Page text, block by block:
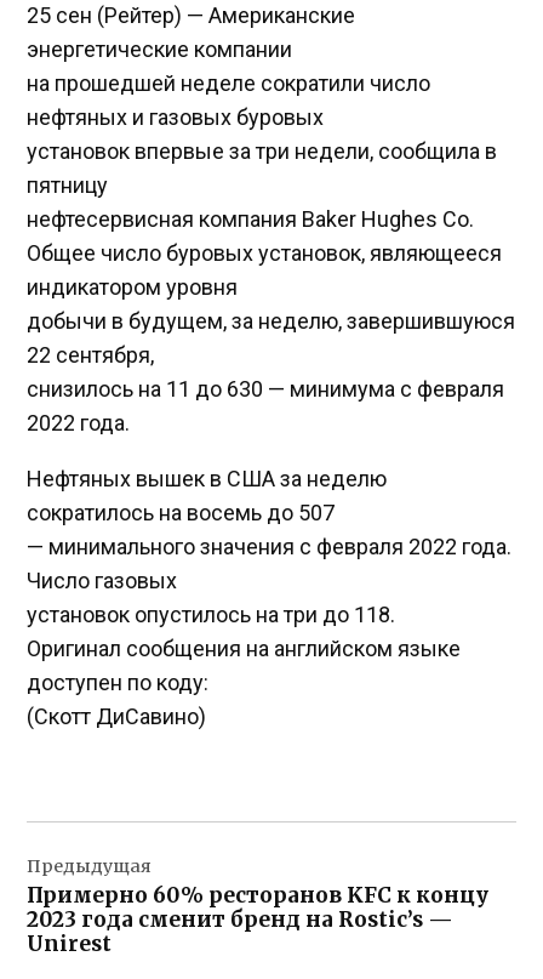
25 сен (Рейтер) — Американские
энергетические компании
на прошедшей неделе сократили число
нефтяных и газовых буровых
установок впервые за три недели, сообщила в
пятницу
нефтесервисная компания Baker Hughes Co.
Общее число буровых установок, являющееся
индикатором уровня
добычи в будущем, за неделю, завершившуюся
22 сентября,
снизилось на 11 до 630 — минимума с февраля
2022 года.
Нефтяных вышек в США за неделю
сократилось на восемь до 507
— минимального значения с февраля 2022 года.
Число газовых
установок опустилось на три до 118.
Оригинал сообщения на английском языке
доступен по коду:
(Скотт ДиСавино)
по
записям
Предыдущая
Примерно 60% ресторанов KFC к концу
2023 года сменит бренд на Rostic’s —
Unirest